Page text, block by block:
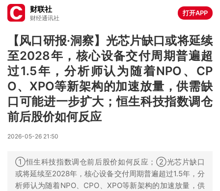
财联社
财经通讯社
打开APP
【风口研报·洞察】光芯片缺口或将延续
至2028年，核心设备交付周期普遍超
过1.5年，分析师认为随着NPO、CP
O、XPO等新架构的加速放量，供需缺
口可能进一步扩大；恒生科技指数调仓
前后股价如何反应
2026-05-26 21:50
①恒生科技指数调仓前后股价如何反应；②光芯片缺口
或将延续至2028年，核心设备交付周期普遍超过1.5年，分
析师认为随着NPO、CPO、XPO等新架构的加速放量，供